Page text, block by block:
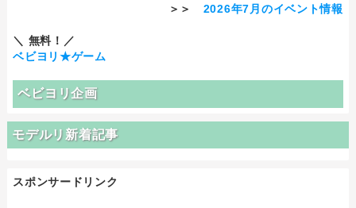
＞＞ 2026年7月のイベント情報
＼ 無料！／
ベビヨリ★ゲーム
ベビヨリ企画
モデルリ新着記事
スポンサードリンク